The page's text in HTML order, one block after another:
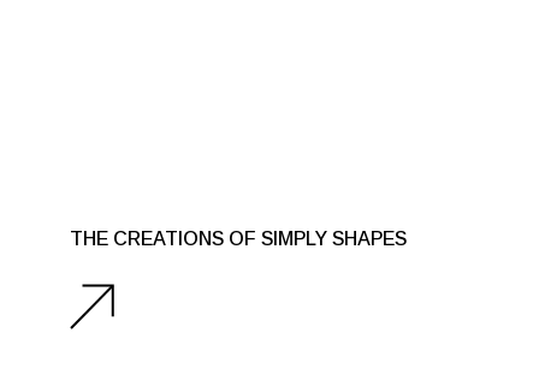
THE CREATIONS OF SIMPLY SHAPES